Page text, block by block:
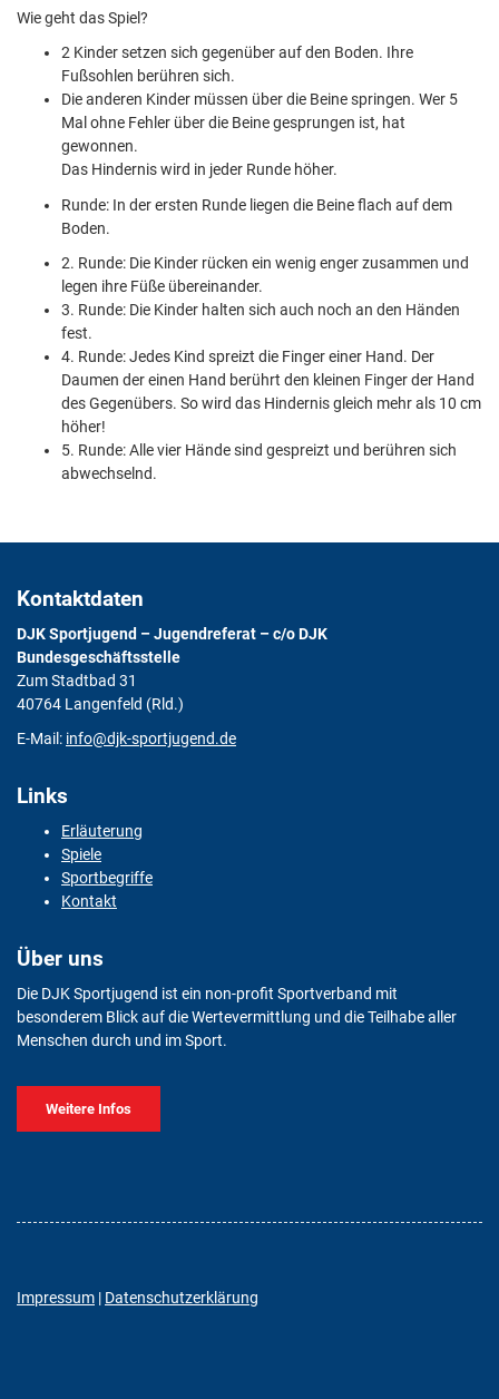
Wie geht das Spiel?
2 Kinder setzen sich gegenüber auf den Boden. Ihre
Fußsohlen berühren sich.
Die anderen Kinder müssen über die Beine springen. Wer 5
Mal ohne Fehler über die Beine gesprungen ist, hat
gewonnen.
Das Hindernis wird in jeder Runde höher.
Runde: In der ersten Runde liegen die Beine flach auf dem
Boden.
2. Runde: Die Kinder rücken ein wenig enger zusammen und
legen ihre Füße übereinander.
3. Runde: Die Kinder halten sich auch noch an den Händen
fest.
4. Runde: Jedes Kind spreizt die Finger einer Hand. Der
Daumen der einen Hand berührt den kleinen Finger der Hand
des Gegenübers. So wird das Hindernis gleich mehr als 10 cm
höher!
5. Runde: Alle vier Hände sind gespreizt und berühren sich
abwechselnd.
Kontaktdaten
DJK Sportjugend – Jugendreferat – c/o DJK
Bundesgeschäftsstelle
Zum Stadtbad 31
40764 Langenfeld (Rld.)
E-Mail: info@djk-sportjugend.de
Links
Erläuterung
Spiele
Sportbegriffe
Kontakt
Über uns
Die DJK Sportjugend ist ein non-profit Sportverband mit
besonderem Blick auf die Wertevermittlung und die Teilhabe aller
Menschen durch und im Sport.
Weitere Infos
Impressum | Datenschutzerklärung